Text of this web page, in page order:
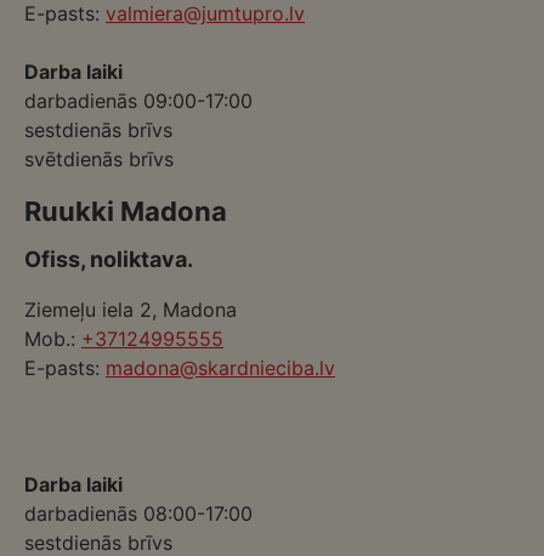
E-pasts: valmiera@jumtupro.lv
Darba laiki
darbadienās 09:00-17:00
sestdienās brīvs
svētdienās brīvs
Ruukki Madona
Ofiss, noliktava.
Ziemeļu iela 2, Madona
Mob.: +37124995555
E-pasts: madona@skardnieciba.lv
Darba laiki
darbadienās 08:00-17:00
sestdienās brīvs